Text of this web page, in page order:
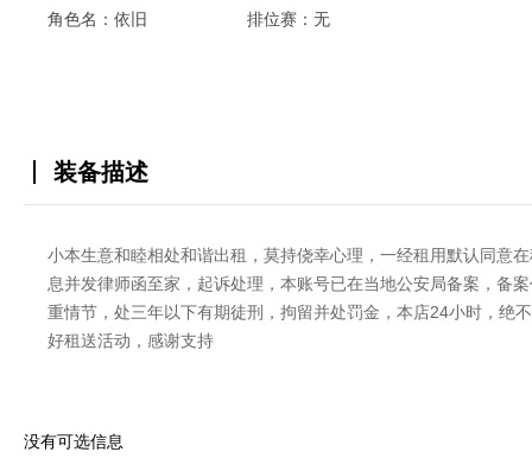
角色名：依旧 排位赛：无
装备描述
小本生意和睦相处和谐出租，莫持侥幸心理，一经租用默认同意
息并发律师函至家，起诉处理，本账号已在当地公安局备案，备
重情节，处三年以下有期徒刑，拘留并处罚金，本店24小时，绝
好租送活动，感谢支持
没有可选信息